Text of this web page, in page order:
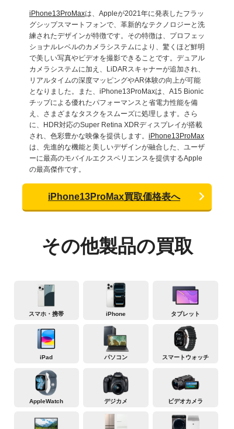
iPhone13ProMaxは、Appleが2021年に発表したフラッ
グシップスマートフォンで、革新的なテクノロジーと洗
練されたデザインが特徴です。その特徴は、プロフェッ
ショナルレベルのカメラシステムにより、驚くほど鮮明
で美しい写真やビデオを撮影できることです。デュアル
カメラシステムに加え、LiDARスキャナーが追加され、
リアルタイムの深度マッピングやAR体験の向上が可能
となりました。また、iPhone13ProMaxは、A15 Bionic
チップによる優れたパフォーマンスと省電力性能を備
え、さまざまなタスクをスムーズに処理します。さら
に、HDR対応のSuper Retina XDRディスプレイが搭載
され、色彩豊かな映像を提供します。 iPhone13ProMax
は、先進的な機能と美しいデザインが融合した、ユーザ
ーに最高のモバイルエクスペリエンスを提供するApple
の最高傑作です。
iPhone13ProMax買取価格表へ
その他製品の買取
スマホ・携帯 iPhone タブレット
iPad パソコン スマートウォッチ
AppleWatch デジカメ ビデオカメラ